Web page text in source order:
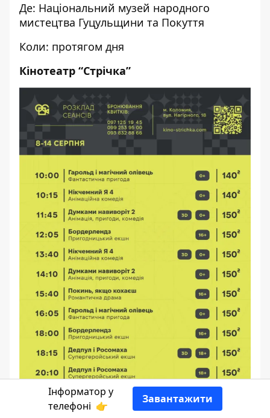
Де: Національний музей народного
мистецтва Гуцульщини та Покуття
Коли: протягом дня
Кінотеатр “Стрічка”
Інформатор у
телефоні 👉
Завантажити